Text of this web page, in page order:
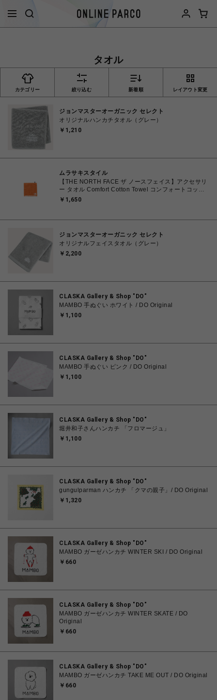
タオル
カテゴリー 絞り込む 新着順 レイアウト変更
ジョンマスターオーガニック セレクト
オリジナルハンカチタオル（グレー）
￥1,210
ムラサキスタイル
【THE NORTH FACE ザ ノースフェイス】アクセサリ
ー タオル Comfort Cotton Towel コンフォートコット
￥1,650
ジョンマスターオーガニック セレクト
オリジナルフェイスタオル（グレー）
￥2,200
CLASKA Gallery & Shop "DO"
MAMBO 手ぬぐい ホワイト / DO Original
￥1,100
CLASKA Gallery & Shop "DO"
MAMBO 手ぬぐい ピンク / DO Original
￥1,100
CLASKA Gallery & Shop "DO"
堀井和子さんハンカチ 「フロマージュ」
￥1,100
CLASKA Gallery & Shop "DO"
gungulparman ハンカチ 「クマの親子」/ DO Original
￥1,320
CLASKA Gallery & Shop "DO"
MAMBO ガーゼハンカチ WINTER SKI / DO Original
￥660
CLASKA Gallery & Shop "DO"
MAMBO ガーゼハンカチ WINTER SKATE / DO
Original
￥660
CLASKA Gallery & Shop "DO"
MAMBO ガーゼハンカチ TAKE ME OUT / DO Original
￥660